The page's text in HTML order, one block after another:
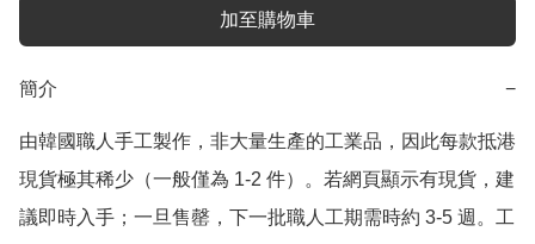
加至購物車
簡介 −
由韓國職人手工製作，非大量生產的工業品，因此每款抵港
現貨極其稀少（一般僅為 1-2 件）。若網頁顯示有現貨，建
議即時入手；一旦售罄，下一批職人工期需時約 3-5 週。工